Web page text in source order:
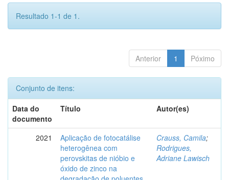
Resultado 1-1 de 1.
Anterior 1 Póximo
Conjunto de itens:
Data do
documento
Título Autor(es)
2021
Aplicação de fotocatálise
heterogênea com
perovskitas de nióbio e
óxido de zinco na
Crauss, Camila;
Rodrigues,
Adriane Lawisch